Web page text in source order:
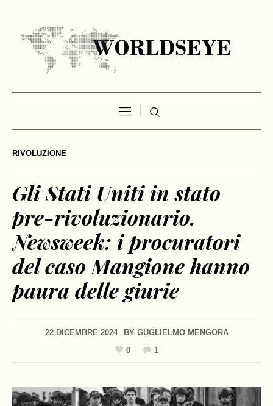
RIVOLUZIONE
Gli Stati Uniti in stato
pre-rivoluzionario.
Newsweek: i procuratori
del caso Mangione hanno
paura delle giurie
22 DICEMBRE 2024 BY GUGLIELMO MENGORA
0
1